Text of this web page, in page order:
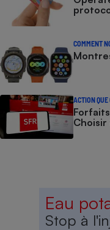
COMMENT
ACTION
Choisir
Eau
Stop à